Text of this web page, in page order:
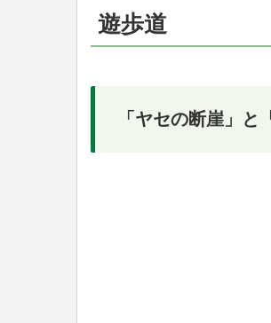
遊歩道
「ヤセの断崖」